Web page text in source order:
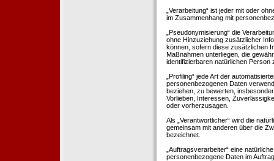
„Verarbeitung“ ist jeder mit oder
im Zusammenhang mit
„Pseudonymisierung“ die
ohne Hinzuziehung zusätzlicher
können, sofern diese zusätzlichen
Maßnahmen unterliegen, die
identifizierbaren natürlichen Person
„Profiling“ jede Art der
personenbezogenen Daten
beziehen, zu bewerten,
Vorlieben, Interessen,
oder vorherzusagen.
Als „Verantwortlicher“ wird die
gemeinsam mit anderen über die
bezeichnet.
„Auftragsverarbeiter“ eine
personenbezogene Daten im